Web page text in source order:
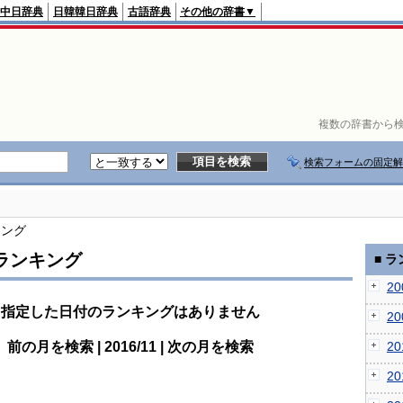
複数の辞書から
中日辞典 日韓韓日辞典 古語辞典 その他の辞書▼
検索フォームの固定
グ
ンキング
指定した日付のランキングはありません
前の月を検索 | 2016/11 | 次の月を検索
■ ラ